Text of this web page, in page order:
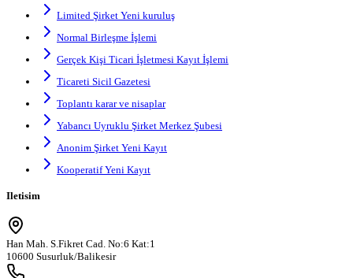
Limited Şirket Yeni kuruluş
Normal Birleşme İşlemi
Gerçek Kişi Ticari İşletmesi Kayıt İşlemi
Ticareti Sicil Gazetesi
Toplantı karar ve nisaplar
Yabancı Uyruklu Şirket Merkez Şubesi
Anonim Şirket Yeni Kayıt
Kooperatif Yeni Kayıt
Iletisim
Han Mah. S.Fikret Cad. No:6 Kat:1
10600 Susurluk/Balikesir